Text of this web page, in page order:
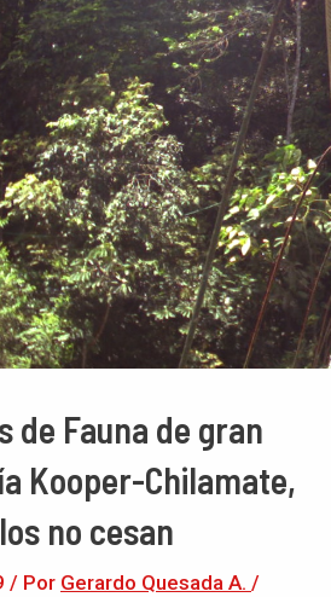
de Fauna de gran
Kooper-Chilamate,
no cesan
/ Por Gerardo Quesada A. /